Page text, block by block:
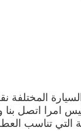
المختلفة
وليس امرا اتصل
التي تناسب